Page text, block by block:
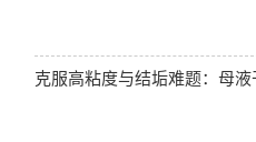
克服高粘度与结垢难题：母液